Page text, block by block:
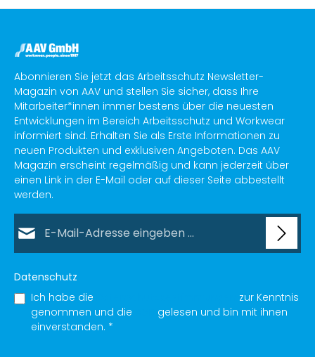
Abonnieren Sie jetzt das Arbeitsschutz Newsletter-
Magazin von AAV und stellen Sie sicher, dass Ihre
Mitarbeiter*innen immer bestens über die neuesten
Entwicklungen im Bereich Arbeitsschutz und Workwear
informiert sind. Erhalten Sie als Erste Informationen zu
neuen Produkten und exklusiven Angeboten. Das AAV
Magazin erscheint regelmäßig und kann jederzeit über
einen Link in der E-Mail oder auf dieser Seite abbestellt
werden.
Datenschutz
Ich habe die
zur Kenntnis
genommen und die
gelesen und bin mit ihnen
einverstanden. *